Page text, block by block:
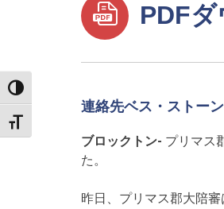
TOGGLE HIGH CONTRAST
TOGGLE FONT SIZE
PDF
連絡先ベス・ストー
ブロックトン- プリマス
た。
昨日、プリマス郡大陪